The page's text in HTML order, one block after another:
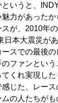
いうと、
力があったか
が、2010年
日本大震災が
スでの最後
ファンとい
てくれ実現し
じた、レー
の人たちがも